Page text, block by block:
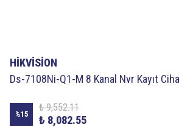
HİKVİSİON
Ds-7108Ni-Q1-M 8 Kanal Nvr Kayıt
%15
₺ 9,552.11
₺ 8,082.55